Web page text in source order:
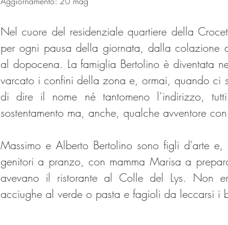
Nel cuore del residenziale quartiere della
per ogni pausa della giornata, dalla colazione
al dopocena. La famiglia Bertolino è diventata
varcato i confini della zona e, ormai, quando ci
di dire il nome né tantomeno l’indirizzo,
sostentamento ma, anche, qualche avventore
Massimo e Alberto Bertolino sono figli d’arte
genitori a pranzo, con mamma Marisa a
avevano il ristorante al Colle del Lys. Non
acciughe al verde o pasta e fagioli da leccarsi i